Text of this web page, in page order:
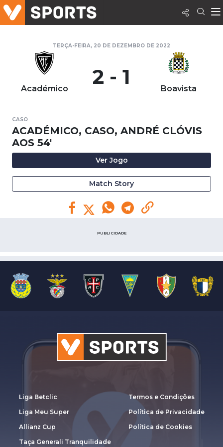
TERÇA-FEIRA, 20 DE DEZEMBRO DE 2022
Académico 2 - 1 Boavista
CASO
ACADÉMICO, CASO, ANDRÉ CLÓVIS
AOS 54'
Ver Jogo
Match Story
PUBLICIDADE
Liga Betclic
Liga Meu Super
Allianz Cup
Taça Generali Tranquilidade
Termos e Condições
Política de Privacidade
Política de Cookies